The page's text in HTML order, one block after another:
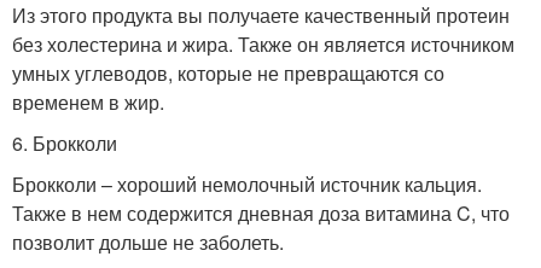
Из этого продукта вы получаете качественный протеин
без холестерина и жира. Также он является источником
умных углеводов, которые не превращаются со
временем в жир.
6. Брокколи
Брокколи – хороший немолочный источник кальция.
Также в нем содержится дневная доза витамина C, что
позволит дольше не заболеть.